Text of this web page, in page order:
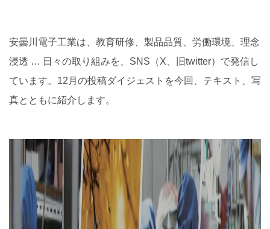
安曇川電子工業は、教育研修、製品品質、労働環境、理念
浸透 … 日々の取り組みを、SNS（X、旧twitter）で発信し
ています。12月の投稿ダイジェストを今回、テキスト、写
真とともに紹介します。